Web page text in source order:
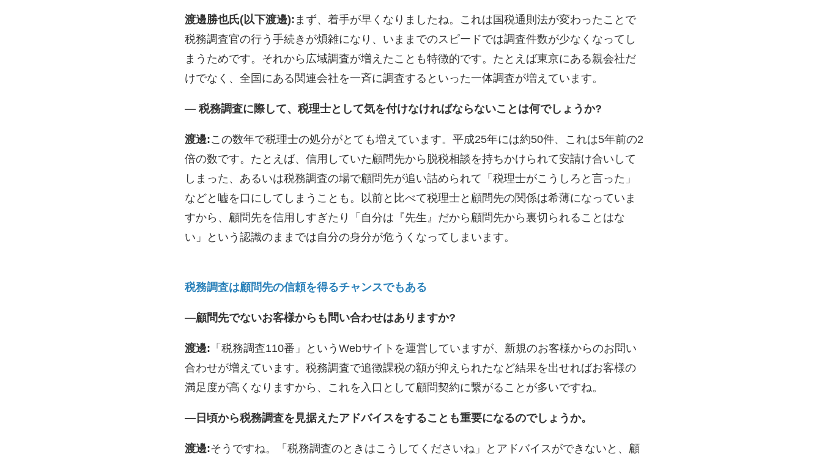
渡邊勝也氏(以下渡邊): まず、着手が早くなりましたね。これは国税通則法が変わったことで
税務調査官の行う手続きが煩雑になり、いままでのスピードでは調査件数が少なくなってし
まうためです。それから広域調査が増えたことも特徴的です。たとえば東京にある親会社だ
けでなく、全国にある関連会社を一斉に調査するといった一体調査が増えています。
― 税務調査に際して、税理士として気を付けなければならないことは何でしょうか?
渡邊:この数年で税理士の処分がとても増えています。平成25年には約50件、これは5年前の2
倍の数です。たとえば、信用していた顧問先から脱税相談を持ちかけられて安請け合いして
しまった、あるいは税務調査の場で顧問先が追い詰められて「税理士がこうしろと言った」
などと嘘を口にしてしまうことも。以前と比べて税理士と顧問先の関係は希薄になっていま
すから、顧問先を信用しすぎたり「自分は『先生』だから顧問先から裏切られることはな
い」という認識のままでは自分の身分が危うくなってしまいます。
税務調査は顧問先の信頼を得るチャンスでもある
―顧問先でないお客様からも問い合わせはありますか?
渡邊: 「税務調査110番」というWebサイトを運営していますが、新規のお客様からのお問い
合わせが増えています。税務調査で追徴課税の額が抑えられたなど結果を出せればお客様の
満足度が高くなりますから、これを入口として顧問契約に繋がることが多いですね。
―日頃から税務調査を見据えたアドバイスをすることも重要になるのでしょうか。
渡邊:そうですね。「税務調査のときはこうしてくださいね」とアドバイスができないと、顧